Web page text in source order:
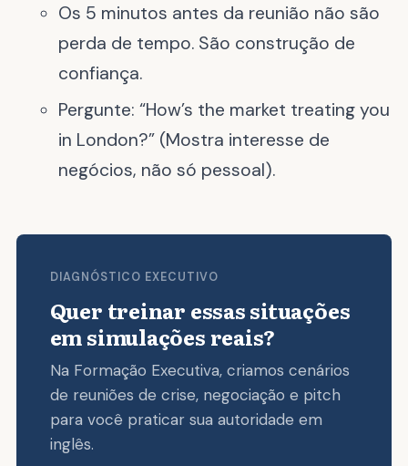
Os 5 minutos antes da reunião não são
perda de tempo. São construção de
confiança.
Pergunte: “How’s the market treating you
in London?” (Mostra interesse de
negócios, não só pessoal).
DIAGNÓSTICO EXECUTIVO
Quer treinar essas situações
em simulações reais?
Na Formação Executiva, criamos cenários
de reuniões de crise, negociação e pitch
para você praticar sua autoridade em
inglês.